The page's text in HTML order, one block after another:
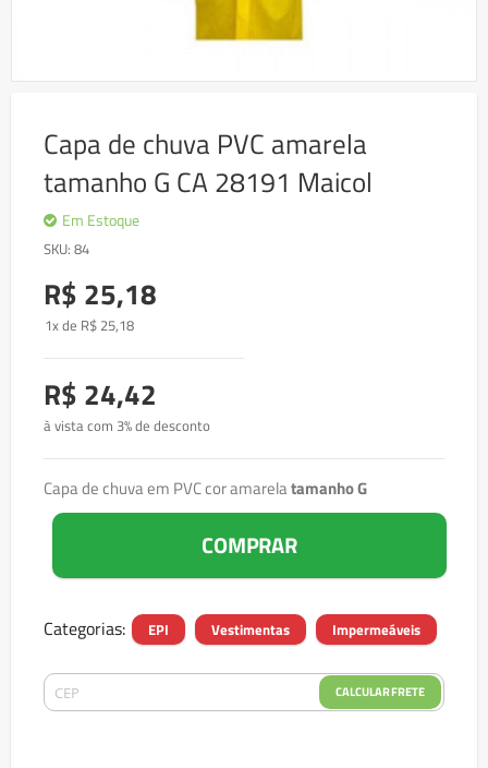
Capa de chuva PVC amarela
tamanho G CA 28191 Maicol
Em Estoque
SKU 84
R$ 25,18
1x de R$ 25,18
R$ 24,42
à vista com 3% de desconto
Capa de chuva em PVC cor amarelatamanho G
COMPRAR
Categorias: EPI Vestimentas Impermeáveis
CALCULAR FRETE
beginning
images
gallery